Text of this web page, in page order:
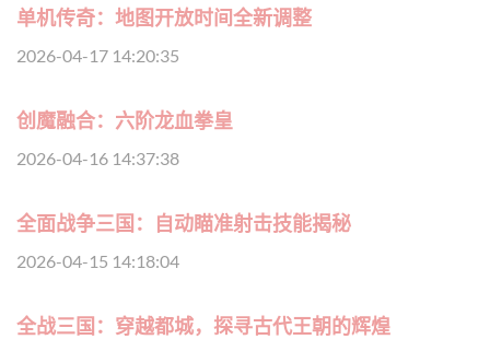
单机传奇：地图开放时间全新调整
2026-04-17 14:20:35
创魔融合：六阶龙血拳皇
2026-04-16 14:37:38
全面战争三国：自动瞄准射击技能揭秘
2026-04-15 14:18:04
全战三国：穿越都城，探寻古代王朝的辉煌